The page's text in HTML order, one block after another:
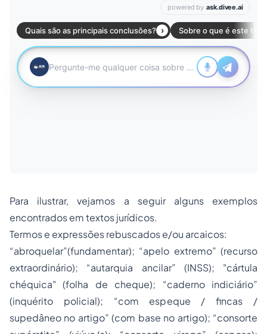
Para ilustrar, vejamos a seguir alguns exemplos
encontrados em textos jurídicos.
Termos e expressões rebuscados e/ou arcaicos:
“abroquelar”(fundamentar); “apelo extremo” (recurso
extraordinário); “autarquia ancilar” (INSS); "cártula
chéquica" (folha de cheque); “caderno indiciário”
(inquérito policial); “com espeque / fincas /
supedâneo no artigo” (com base no artigo); “consorte